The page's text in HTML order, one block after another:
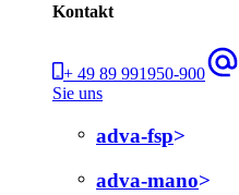
Kontakt
+ 49 89 991950-900
Sie uns
adva-fsp
adva-mano